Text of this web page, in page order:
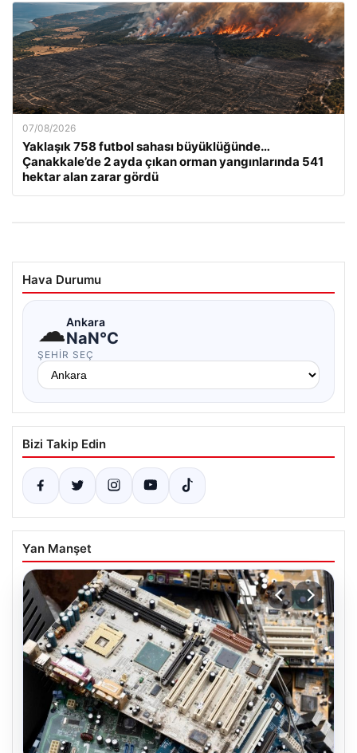
07/08/2026
Yaklaşık 758 futbol sahası büyüklüğünde…
Çanakkale’de 2 ayda çıkan orman yangınlarında 541
hektar alan zarar gördü
Hava Durumu
☁Ankara
NaN°C
ŞEHIR SEÇ
Bizi Takip Edin
Yan Manşet